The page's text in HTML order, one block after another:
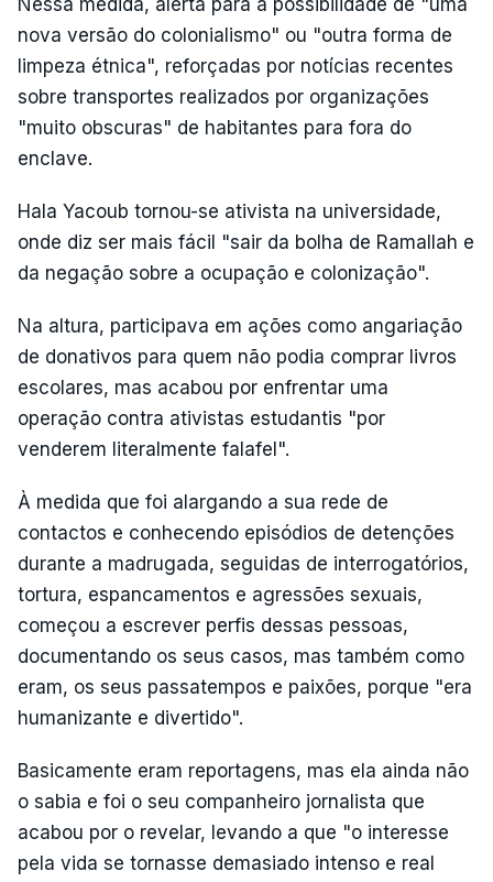
Nessa medida, alerta para a possibilidade de "uma
nova versão do colonialismo" ou "outra forma de
limpeza étnica", reforçadas por notícias recentes
sobre transportes realizados por organizações
"muito obscuras" de habitantes para fora do
enclave.
Hala Yacoub tornou-se ativista na universidade,
onde diz ser mais fácil "sair da bolha de Ramallah e
da negação sobre a ocupação e colonização".
Na altura, participava em ações como angariação
de donativos para quem não podia comprar livros
escolares, mas acabou por enfrentar uma
operação contra ativistas estudantis "por
venderem literalmente falafel".
À medida que foi alargando a sua rede de
contactos e conhecendo episódios de detenções
durante a madrugada, seguidas de interrogatórios,
tortura, espancamentos e agressões sexuais,
começou a escrever perfis dessas pessoas,
documentando os seus casos, mas também como
eram, os seus passatempos e paixões, porque "era
humanizante e divertido".
Basicamente eram reportagens, mas ela ainda não
o sabia e foi o seu companheiro jornalista que
acabou por o revelar, levando a que "o interesse
pela vida se tornasse demasiado intenso e real